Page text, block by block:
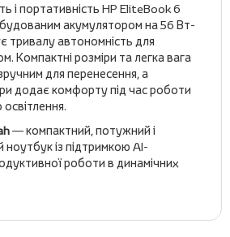
і портативність HP EliteBook 6
акумулятором на 56 Вт-
тривалу автономність для
Компактні розміри та легка вага
для перенесення, а
додає комфорту під час роботи
— компактний, потужний і
із підтримкою AI-
роботи в динамічних